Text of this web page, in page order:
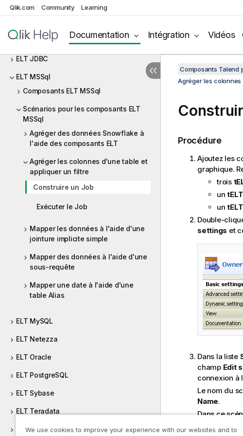
Qlik.com Community Learning
Documentation Intégration Vidéos
ElasticSearch
ELT Hive
ELT JDBC
ELT MSSql
Composants ELT MSSql
Scénarios pour les composants ELT
MSSql
Agréger des données Snowflake à
l'aide des composants ELT
Agréger les colonnes d'une table et
appliquer un filtre
Construire un Job
Exécuter le Job
Mapper les données à l'aide d'une
jointure implicite simple
Mapper des données à l'aide d'une
sous-requête
Mapper une date à l'aide d'une
table Alias
ELT MySQL
ELT Netezza
ELT Oracle
ELT PostgreSQL
ELT Sybase
ELT Teradata
ELT Vertica
Composants Talend
Agréger les
Procédure
Ajoutez les
graphique.
trois
un
un
Double-
settings et
Dans la liste
champ Edit
connexion à
Le nom du
Name.
Dans ce
pour le
We use cookies to improve your experience with our websites and to